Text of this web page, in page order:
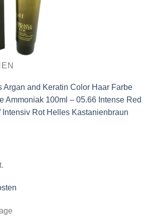
Argan and Keratin Color Haar Farbe
Ammoniak 100ml – 05.66 Intense Red
Intensiv Rot Helles Kastanienbraun